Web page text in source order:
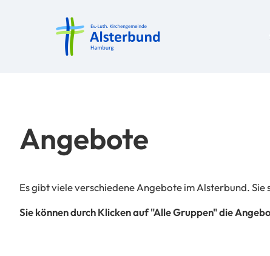
Angebote
Es gibt viele verschiedene Angebote im Alsterbund.
Sie können durch Klicken auf "Alle Gruppen" die